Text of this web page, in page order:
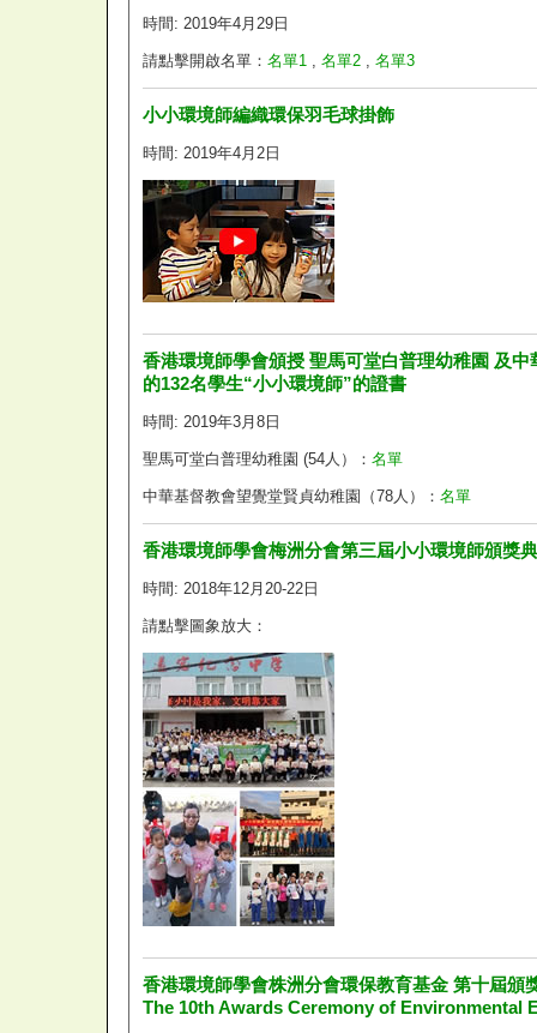
時間: 2019年4月29日
請點擊開啟名單： 名單1 , 名單2 , 名單3
小小環境師編織環保羽毛球掛飾
時間: 2019年4月2日
香港環境師學會頒授 聖馬可堂白普理幼稚園 及
的132名學生“小小環境師”的證書
時間: 2019年3月8日
聖馬可堂白普理幼稚園 (54人）： 名單
中華基督教會望覺堂賢貞幼稚園（78人）： 名單
香港環境師學會梅洲分會第三屆小小環境師頒獎
時間: 2018年12月20-22日
請點擊圖象放大：
香港環境師學會株洲分會環保教育基金 第十屆頒
The 10th Awards Ceremony of Environmental